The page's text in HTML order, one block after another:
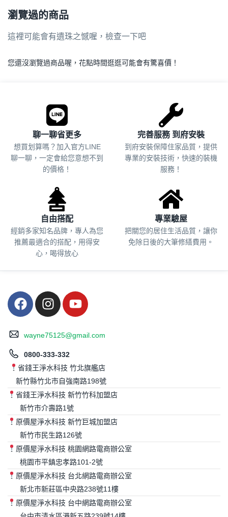
瀏覽過的商品
這裡可能會有遺珠之憾喔，檢查一下吧
您還沒瀏覽過商品喔，花點時間逛逛可能會有驚喜價！
聊一聊省更多
想買划算嗎？加入官方LINE
聊一聊，一定會給您意想不到
的價格！
完善服務 到府安裝
到府安裝保障住家品質，提供
專業的安裝技術，快速的裝機
服務！
自由搭配
經銷多家知名品牌，專人為您
推薦最適合的搭配，用得安
心，喝得放心
專業驗屋
把關您的居住生活品質， 讓你
免除日後的大筆修繕費用。
wayne75125@gmail.com
0800-333-332
省錢王淨水科技 竹北旗艦店
新竹縣竹北市自強南路198號
省錢王淨水科技 新竹竹科加盟店
新竹市介壽路1號
原價屋淨水科技 新竹巨城加盟店
新竹市民生路126號
原價屋淨水科技 桃園網路電商辦公室
桃園市平鎮忠孝路101-2號
原價屋淨水科技 台北網路電商辦公室
新北市新莊區中央路238號11樓
原價屋淨水科技 台中網路電商辦公室